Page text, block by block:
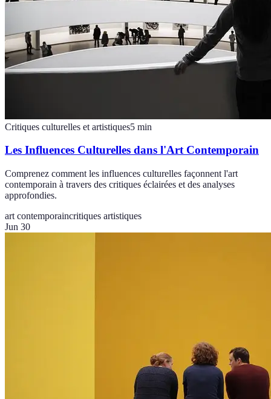
Critiques culturelles et artistiques5 min
Les Influences Culturelles dans l'Art Contemporain
Comprenez comment les influences culturelles façonnent l'art
contemporain à travers des critiques éclairées et des analyses
approfondies.
art contemporaincritiques artistiques
Jun 30